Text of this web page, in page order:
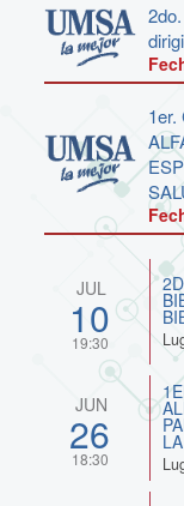
1er.
JUL
10
19:30
JUN
26
18:30